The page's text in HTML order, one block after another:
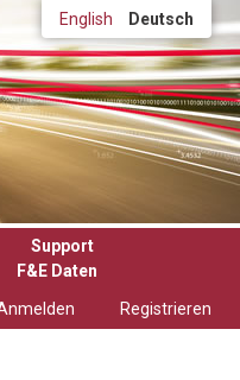
English Deutsch
Support
F&E Daten
Registrieren